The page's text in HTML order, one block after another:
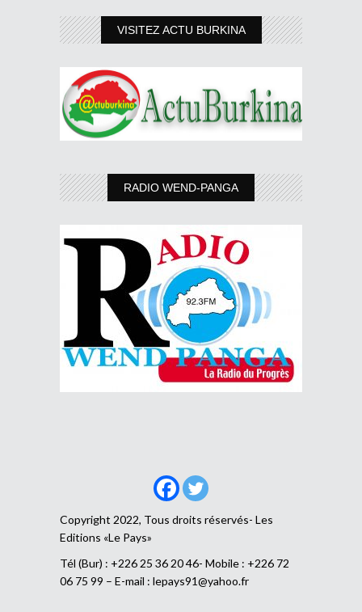
VISITEZ ACTU BURKINA
RADIO WEND-PANGA
Copyright 2022, Tous droits réservés- Les
Editions «Le Pays»
Tél (Bur) : +226 25 36 20 46- Mobile : +226 72
06 75 99 – E-mail : lepays91@yahoo.fr